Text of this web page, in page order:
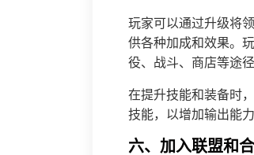
玩家可以通过升级将
供各种加成和效果。
役、战斗、商店等途径
在提升技能和装备时
技能，以增加输出能
六、加入联盟和